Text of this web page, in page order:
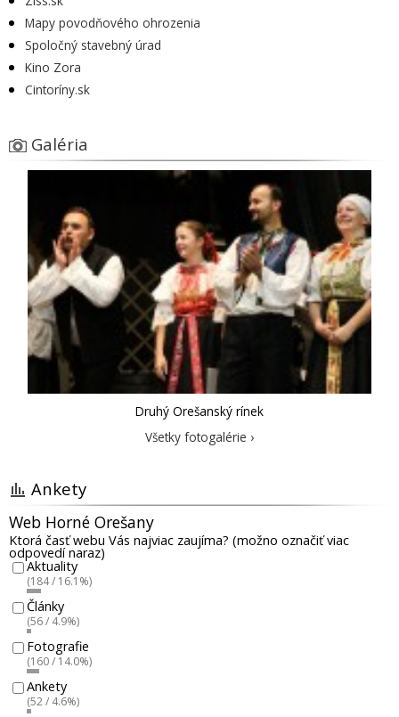
Mapy povodňového ohrozenia
Spoločný stavebný úrad
Kino Zora
Cintoríny.sk
Galéria
Druhý Orešanský rínek
Všetky fotogalérie ›
Ankety
Web Horné Orešany
Ktorá časť webu Vás najviac zaujíma? (možno označiť viac
odpovedí naraz)
Aktuality
(184 / 16.1%)
Články
(56 / 4.9%)
Fotografie
(160 / 14.0%)
Ankety
(52 / 4.6%)